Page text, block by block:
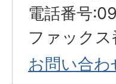
電話番号
ファック
お問い合わ